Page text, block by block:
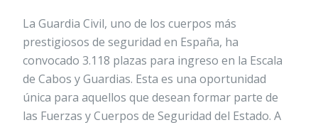
La Guardia Civil, uno de los cuerpos más
prestigiosos de seguridad en España, ha
convocado 3.118 plazas para ingreso en la Escala
de Cabos y Guardias. Esta es una oportunidad
única para aquellos que desean formar parte de
las Fuerzas y Cuerpos de Seguridad del Estado. A